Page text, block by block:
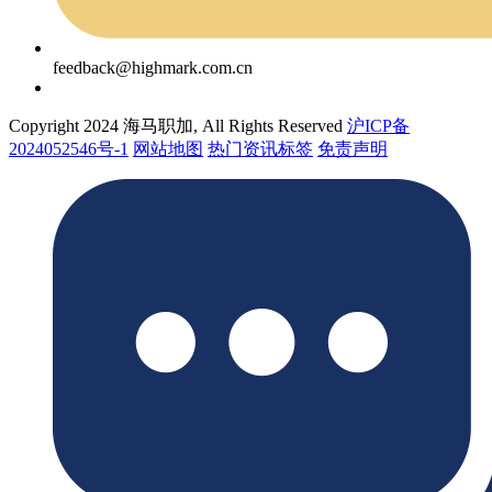
feedback@highmark.com.cn
Copyright 2024 海马职加, All Rights Reserved 沪ICP备
2024052546号-1 网站地图 热门资讯标签 免责声明